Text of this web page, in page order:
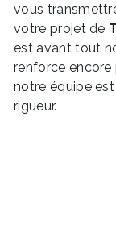
vous
votre projet de
est avant tout
renforce encore
notre équipe
rigueur.